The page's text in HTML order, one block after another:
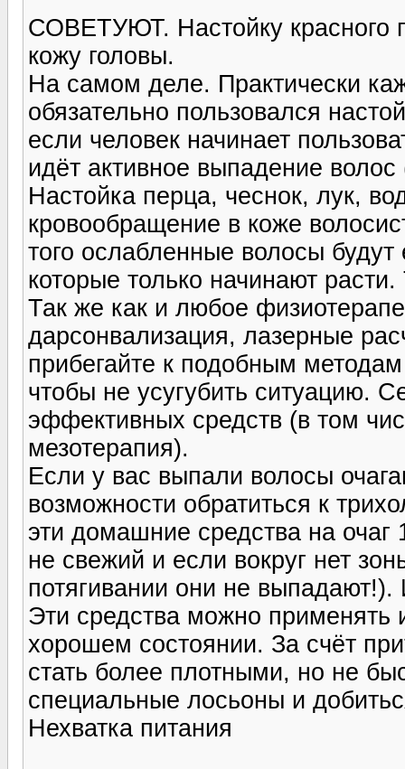
СОВЕТУЮТ. Настойку красного
кожу головы.
На самом деле. Практически
обязательно пользовался
если человек начинает
идёт активное выпадение
Настойка перца, чеснок, лук,
кровообращение в коже
того ослабленные волосы
которые только начинают
Так же как и любое
дарсонвализация, лазерные
прибегайте к подобным
чтобы не усугубить ситуацию.
эффективных средств (в том
мезотерапия).
Если у вас выпали волосы
возможности обратиться к
эти домашние средства на
не свежий и если вокруг нет
потягивании они не
Эти средства можно
хорошем состоянии. За счёт
стать более плотными, но не
специальные лосьоны и
Нехватка питания